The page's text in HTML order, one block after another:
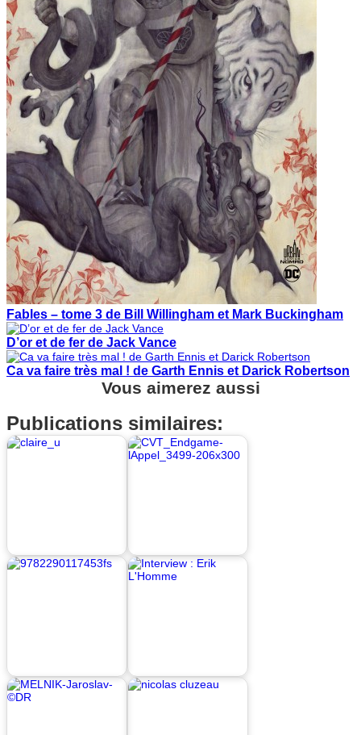
Fables – tome 3 de Bill Willingham et Mark Buckingham
D’or et de fer de Jack Vance
Ca va faire très mal ! de Garth Ennis et Darick Robertson
Vous aimerez aussi
Publications similaires: